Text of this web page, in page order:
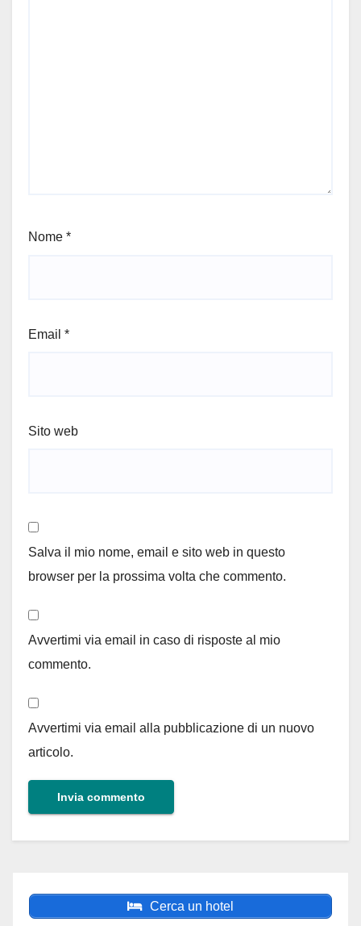
Nome *
Email *
Sito web
Salva il mio nome, email e sito web in questo
browser per la prossima volta che commento.
Avvertimi via email in caso di risposte al mio
commento.
Avvertimi via email alla pubblicazione di un nuovo
articolo.
Cerca un hotel